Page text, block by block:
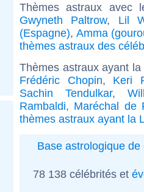
Thèmes astraux avec
Gwyneth Paltrow, Lil
(Espagne), Amma
thèmes astraux des
Thèmes astraux ayant
Frédéric Chopin, Keri
Sachin Tendulkar,
Rambaldi, Maréchal de
thèmes astraux ayant la
Base astrologique de
78 138 célébrités et